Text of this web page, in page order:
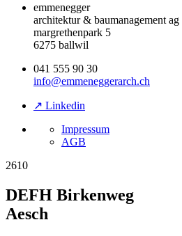
emmenegger
architektur & baumanagement ag
margrethenpark 5
6275 ballwil
041 555 90 30
info@emmeneggerarch.ch
↗ Linkedin
Impressum
AGB
2610
DEFH Birkenweg
Aesch